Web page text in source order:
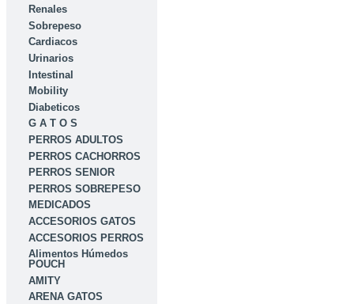
Renales
Sobrepeso
Cardiacos
Urinarios
Intestinal
Mobility
Diabeticos
G A T O S
PERROS ADULTOS
PERROS CACHORROS
PERROS SENIOR
PERROS SOBREPESO
MEDICADOS
ACCESORIOS GATOS
ACCESORIOS PERROS
Alimentos Húmedos
POUCH
AMITY
ARENA GATOS